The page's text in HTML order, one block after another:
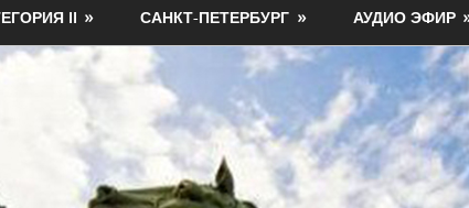
II САНКТ-ПЕТЕРБУРГ АУДИО ЭФИР